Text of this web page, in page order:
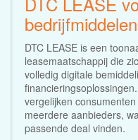
bedrijfmiddelen
DTC LEASE is een
leasemaatschappij die
volledig digitale
vergelijken
meerdere aanbieders,
passende deal vinden.